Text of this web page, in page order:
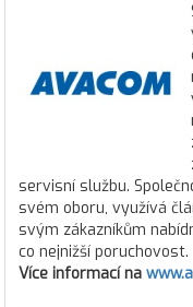
servisní službu.
svém oboru, využívá
svým zákazníkům
co nejnižší poruchovost.
Více informací na